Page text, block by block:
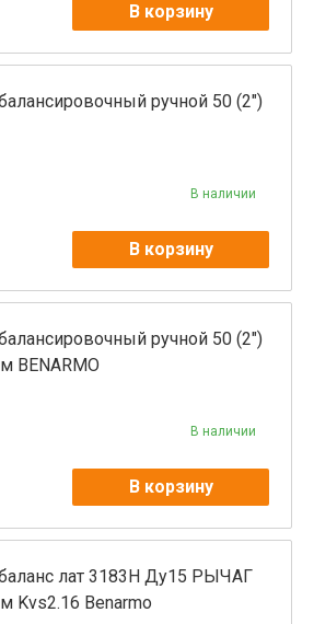
В корзину
ручной 50 (2")
В наличии
В корзину
ручной 50 (2")
BENARMO
В наличии
В корзину
лат 3183Н Ду15 РЫЧАГ
Kvs2.16 Benarmo